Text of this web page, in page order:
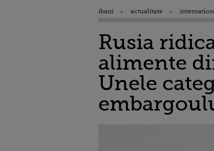
ibani actualitate
Rusia
alimente
Unele